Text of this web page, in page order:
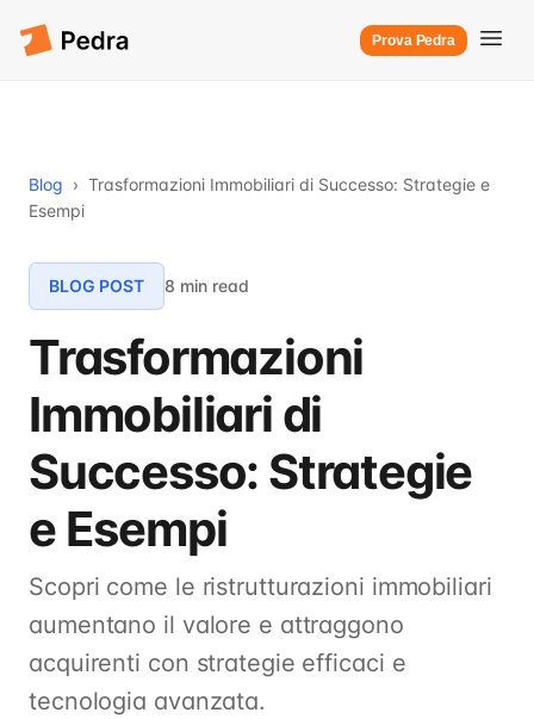
Prova Pedra
Blog › Trasformazioni Immobiliari di Successo: Strategie e
Esempi
BLOG POST 8 min read
Trasformazioni
Immobiliari di
Successo: Strategie
e Esempi
Scopri come le ristrutturazioni immobiliari
aumentano il valore e attraggono
acquirenti con strategie efficaci e
tecnologia avanzata.